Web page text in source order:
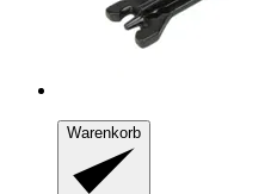
Warenkorb